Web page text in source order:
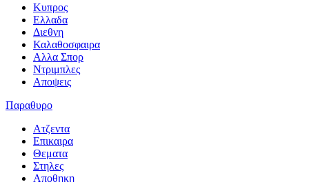
Κυπρος
Ελλαδα
Διεθνη
Καλαθοσφαιρα
Αλλα Σπορ
Ντριμπλες
Αποψεις
Παραθυρο
Ατζεντα
Επικαιρα
Θεματα
Στηλες
Αποθηκη